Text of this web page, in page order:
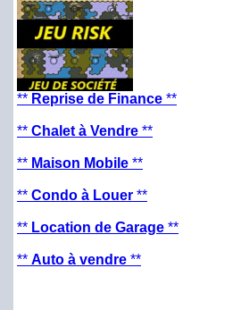
** Reprise de Finance **
** Chalet à Vendre **
** Maison Mobile **
** Condo à Louer **
** Location de Garage **
** Auto à vendre **